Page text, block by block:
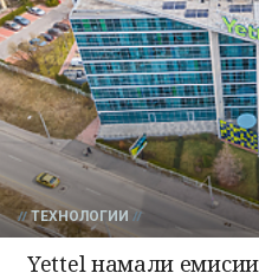
ТЕХНОЛОГИИ
Yettel намали